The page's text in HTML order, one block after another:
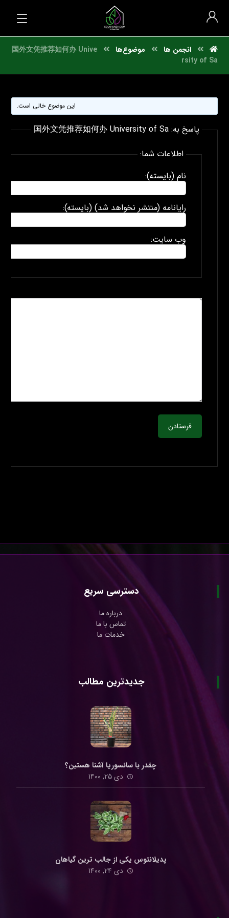
انجمن ها موضوع‌ها
国外文凭推荐如何办 Unive
rsity of Sa
این موضوع خالی است.
پاسخ به: 国外文凭推荐如何办 University of Sa
اطلاعات شما:
نام (بایسته):
رایانامه (منتشر نخواهد شد) (بایسته):
وب سایت:
فرستادن
دسترسی سریع
درباره ما
تماس با ما
خدمات ما
جدیدترین مطالب
چقدر با سانسوریا آشنا هستین؟
دی ۲۵, ۱۴۰۰
پدیلانتوس یکی از جالب ترین گیاهان
دی ۲۴, ۱۴۰۰